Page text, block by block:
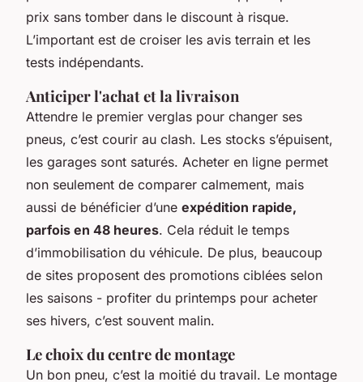
prix sans tomber dans le discount à risque.
L’important est de croiser les avis terrain et les
tests indépendants.
Anticiper l'achat et la livraison
Attendre le premier verglas pour changer ses
pneus, c’est courir au clash. Les stocks s’épuisent,
les garages sont saturés. Acheter en ligne permet
non seulement de comparer calmement, mais
aussi de bénéficier d’une expédition rapide,
parfois en 48 heures. Cela réduit le temps
d’immobilisation du véhicule. De plus, beaucoup
de sites proposent des promotions ciblées selon
les saisons - profiter du printemps pour acheter
ses hivers, c’est souvent malin.
Le choix du centre de montage
Un bon pneu, c’est la moitié du travail. Le montage